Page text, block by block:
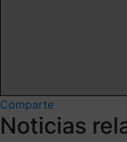
Comparte
Noticias